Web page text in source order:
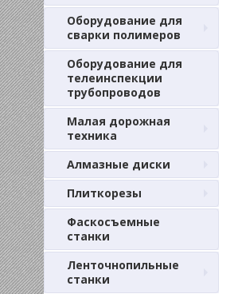
Оборудование для
сварки полимеров
Оборудование для
телеинспекции
трубопроводов
Малая дорожная
техника
Алмазные диски
Плиткорезы
Фаскосъемные
станки
Ленточнопильные
станки